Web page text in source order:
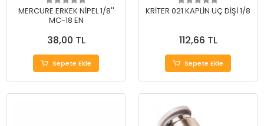
MERCURE ERKEK NİPEL 1/8''
MC-18 EN
38,00 TL
Sepete Ekle
KRİTER 021 KAPLİN UÇ DİŞİ 1/8
112,66 TL
Sepete Ekle